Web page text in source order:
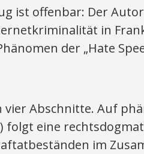
ist offenbar: Der
in
der „Hate
vier Abschnitte. Auf
folgt eine
im